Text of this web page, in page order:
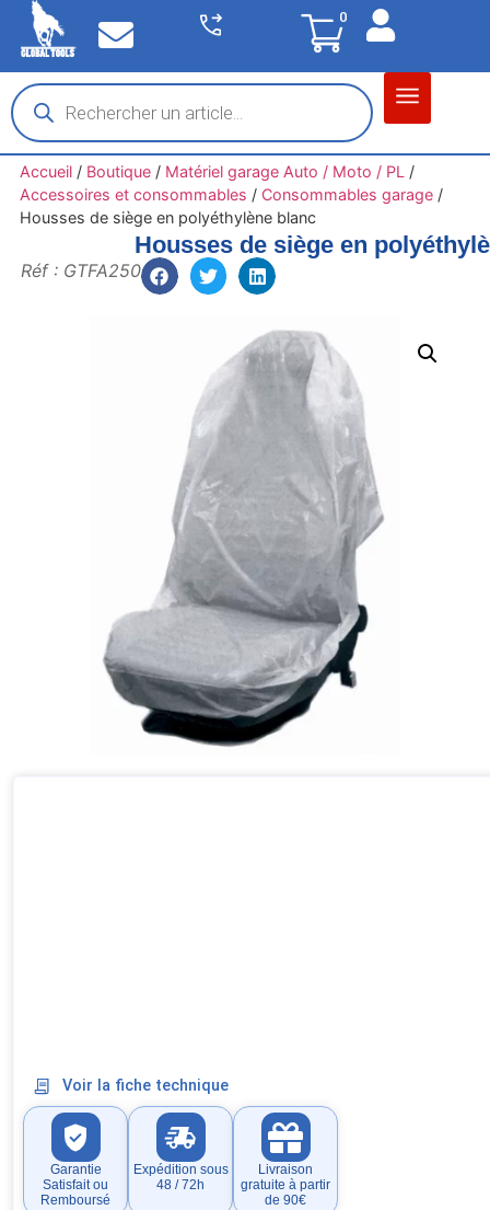
0
Accueil/ Boutique/ Matériel garage Auto / Moto / PL /
Accessoires et consommables / Consommables garage/
Housses de siège en polyéthylène blanc
Housses de siège en
Réf : GTFA250
Voir la fiche technique
Garantie
Satisfait ou
Remboursé
Expédition sous
48 / 72h
Livraison
gratuite à partir
de 90€